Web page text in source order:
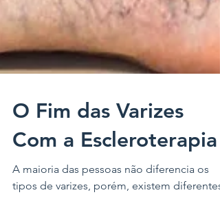
O Fim das Varizes
Com a Escleroterapia